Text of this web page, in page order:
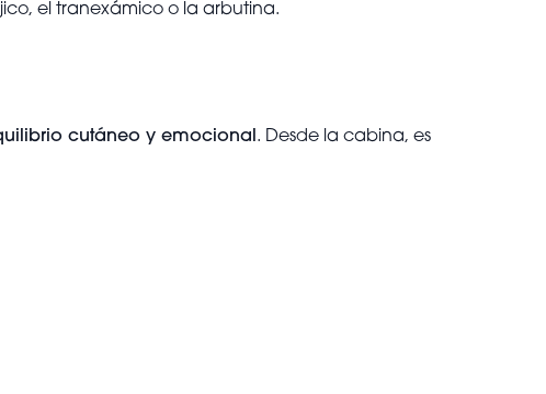
el tranexámico o la arbutina.
cutáneo y emocional . Desde la cabina, es